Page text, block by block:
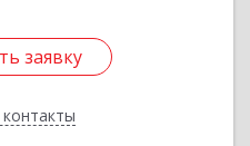
заявку
заявку